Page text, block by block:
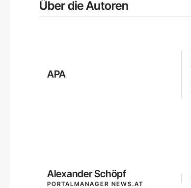
Über die Autoren
APA
Alexander Schöpf
PORTALMANAGER NEWS.AT